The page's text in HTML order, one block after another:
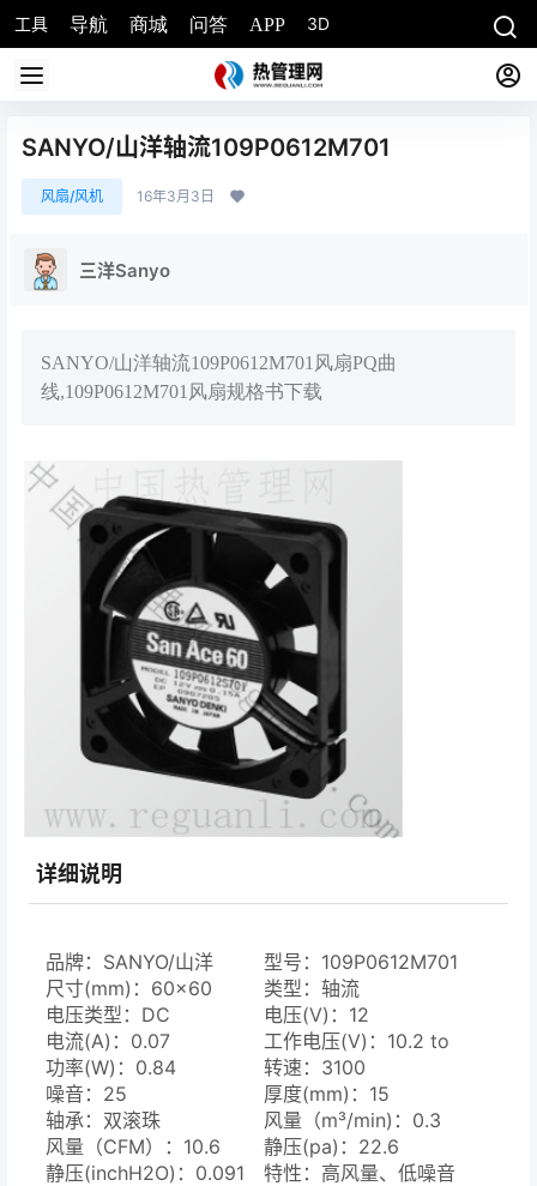
工具 导航 商城 问答 APP 3D
SANYO/山洋轴流109P0612M701
风扇/风机 16年3月3日
三洋Sanyo
SANYO/山洋轴流109P0612M701风扇PQ曲
线,109P0612M701风扇规格书下载
详细说明
品牌：SANYO/山洋
型号：109P0612M701
尺寸(mm)：60×60
类型：轴流
电压类型：DC
电压(V)：12
电流(A)：0.07
工作电压(V)：10.2 to
13.8
功率(W)：0.84
转速：3100
噪音：25
厚度(mm)：15
轴承：双滚珠
风量（m³/min)：0.3
风量（CFM）：10.6
静压(pa)：22.6
静压(inchH2O)：0.091
特性：高风量、低噪音